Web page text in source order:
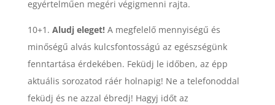
egyértelműen megéri végigmenni rajta.
10+1. Aludj eleget!A megfelelő mennyiségű és
minőségű alvás kulcsfontosságú az egészségünk
fenntartása érdekében. Feküdj le időben, az épp
aktuális sorozatod ráér holnapig! Ne a telefonoddal
feküdj és ne azzal ébredj! Hagyj időt az